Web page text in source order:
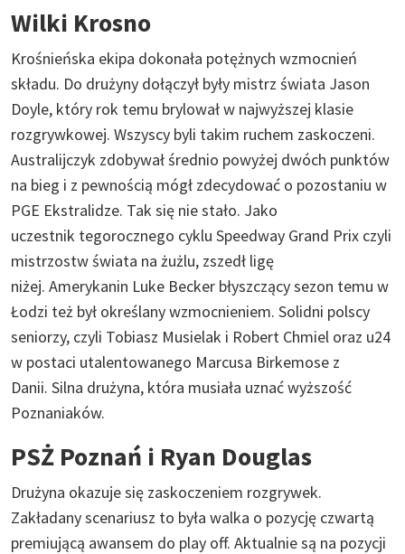
Wilki Krosno
Krośnieńska ekipa dokonała potężnych wzmocnień
składu. Do drużyny dołączył były mistrz świata Jason
Doyle, który rok temu brylował w najwyższej klasie
rozgrywkowej. Wszyscy byli takim ruchem zaskoczeni.
Australijczyk zdobywał średnio powyżej dwóch punktów
na bieg i z pewnością mógł zdecydować o pozostaniu w
PGE Ekstralidze. Tak się nie stało. Jako
uczestnik tegorocznego cyklu Speedway Grand Prix czyli
mistrzostw świata na żużlu, zszedł ligę
niżej. Amerykanin Luke Becker błyszczący sezon temu w
Łodzi też był określany wzmocnieniem. Solidni polscy
seniorzy, czyli Tobiasz Musielak i Robert Chmiel oraz u24
w postaci utalentowanego Marcusa Birkemose z
Danii. Silna drużyna, która musiała uznać wyższość
Poznaniaków.
PSŻ Poznań i Ryan Douglas
Drużyna okazuje się zaskoczeniem rozgrywek.
Zakładany scenariusz to była walka o pozycję czwartą
premiującą awansem do play off. Aktualnie są na pozycji